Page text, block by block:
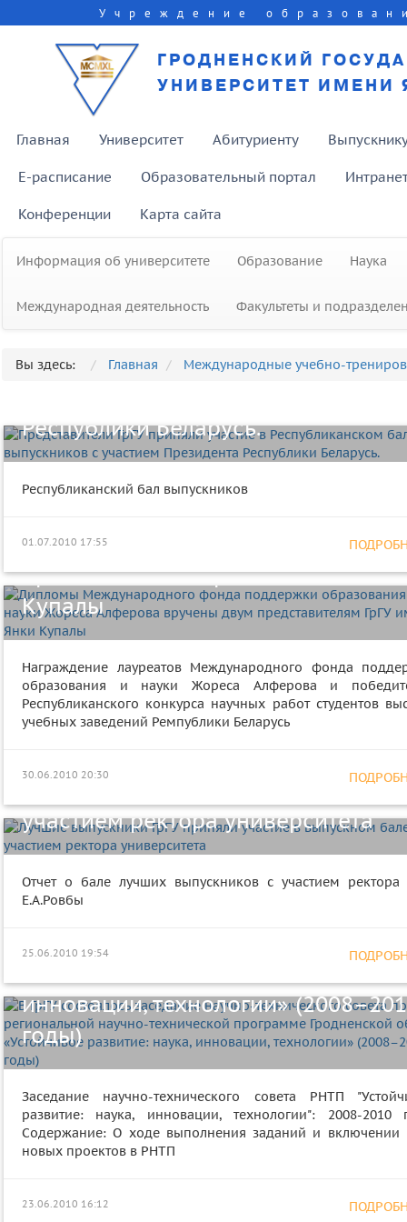
Учреждение
ГРОДНЕНСКИЙ
УНИВЕРСИТЕТ ИМЕНИ
Главная Университет Абитуриенту
E-расписание Образовательный портал
Конференции Карта сайта
Информация об университете Образование Наука
Международная деятельность Факультеты и
Вы здесь: Главная Международные учебно-
Представители ГрГУ приняли
в Республиканском бале
Республики Беларусь.
Республиканский бал выпускников
01.07.2010 17:55
Дипломы Международного фонда
Жореса Алферова вручены двум
представителям ГрГУ имени Янки
Купалы
Награждение лауреатов Международного фонда
образования и науки Жореса Алферова и
Республиканского конкурса научных работ студентов
учебных заведений Ремпублики Беларусь
30.06.2010 20:30
участием ректора университета
Отчет о бале лучших выпускников с участием ректора
Е.А.Ровбы
25.06.2010 19:54
В ГрГУ состоялось заседание
технического совета по
региональной научно-технической
программе Гродненской области
инновации, технологии»
годы)
Заседание научно-технического совета РНТП
развитие: наука, инновации, технологии": 2008-2010
Содержание: О ходе выполнения заданий и включении
новых проектов в РНТП
23.06.2010 16:12
ГрГУ посетила делегация